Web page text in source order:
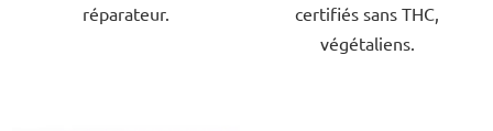
réparateur.
certifiés sans THC,
végétaliens.